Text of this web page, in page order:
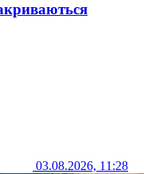
03.08.2026, 11:28